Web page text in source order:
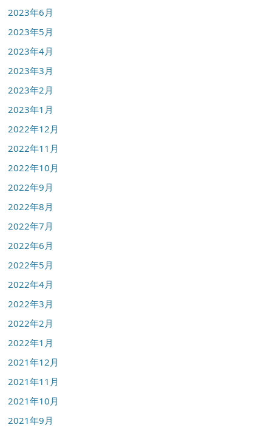
2023年6月
2023年5月
2023年4月
2023年3月
2023年2月
2023年1月
2022年12月
2022年11月
2022年10月
2022年9月
2022年8月
2022年7月
2022年6月
2022年5月
2022年4月
2022年3月
2022年2月
2022年1月
2021年12月
2021年11月
2021年10月
2021年9月